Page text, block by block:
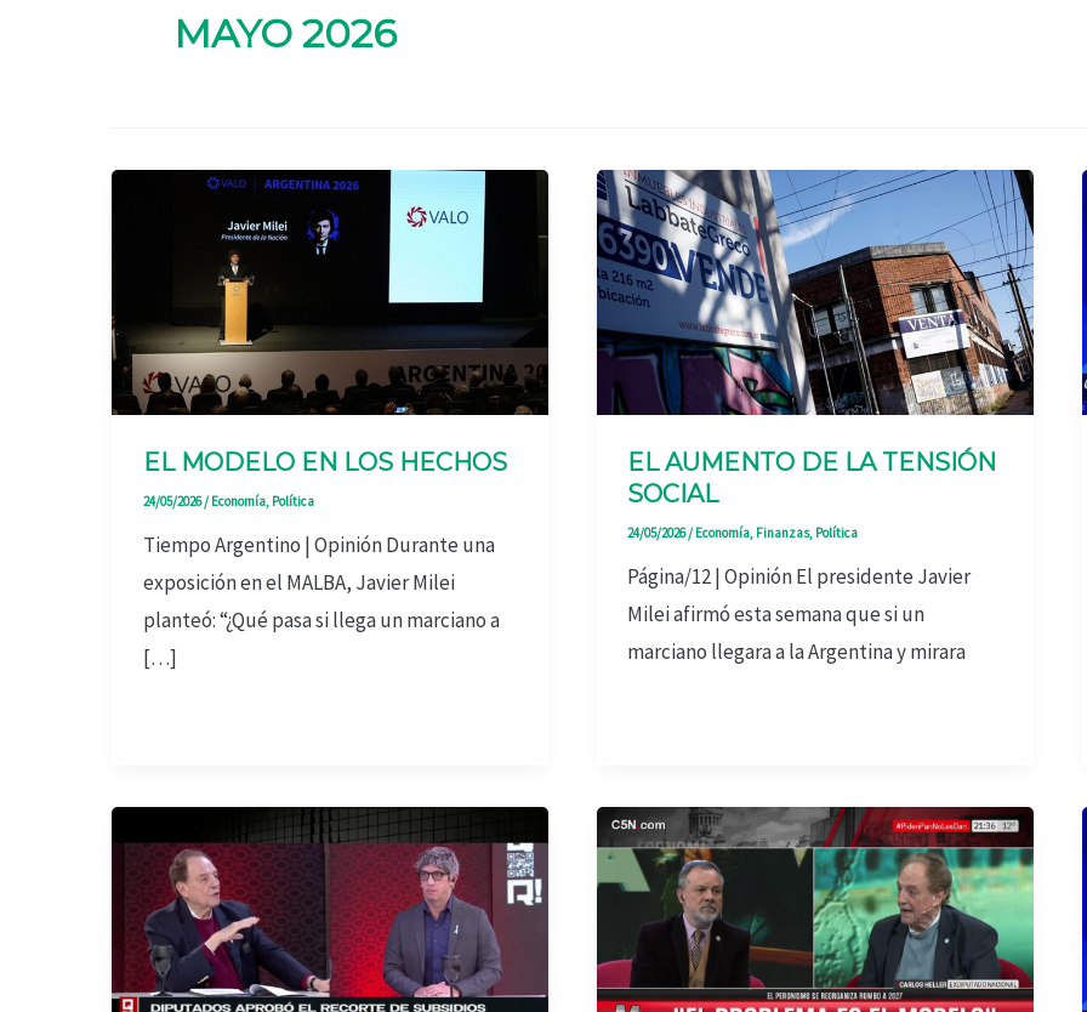
MAYO 2026
EL MODELO EN LOS HECHOS
24/05/2026/ Economía, Política
Tiempo Argentino | Opinión Durante una
exposición en el MALBA, Javier Milei
planteó: “¿Qué pasa si llega un marciano a
[…]
EL AUMENTO DE LA TENSIÓN
SOCIAL
24/05/2026/ Economía, Finanzas, Política
Página/12 | Opinión El presidente Javier
Milei afirmó esta semana que si un
marciano llegara a la Argentina y mirara